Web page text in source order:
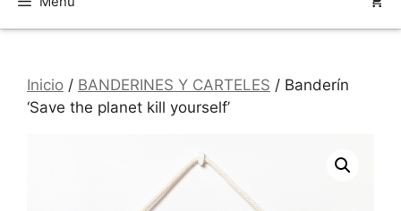
Inicio / BANDERINES Y CARTELES / Banderín
‘Save the planet kill yourself’